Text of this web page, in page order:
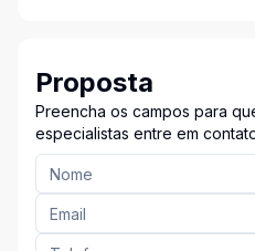
Proposta
Preencha os campos para
especialistas entre em